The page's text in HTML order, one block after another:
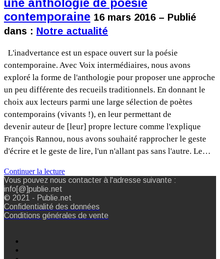
contemporaine 16 mars 2016 – Publié
dans : Notre actualité
L'inadvertance est un espace ouvert sur la poésie
contemporaine. Avec Voix intermédiaires, nous avons
exploré la forme de l'anthologie pour proposer une approche
un peu différente des recueils traditionnels. En donnant le
choix aux lecteurs parmi une large sélection de poètes
contemporains (vivants !), en leur permettant de
devenir auteur de [leur] propre lecture comme l'explique
François Rannou, nous avons souhaité rapprocher le geste
d'écrire et le geste de lire, l'un n'allant pas sans l'autre. Le…
Continuer la lecture
Vous pouvez nous contacter à l'adresse suivante :
info[@]publie.net
© 2021 - Publie.net
Confidentialité des données
Conditions générales de vente